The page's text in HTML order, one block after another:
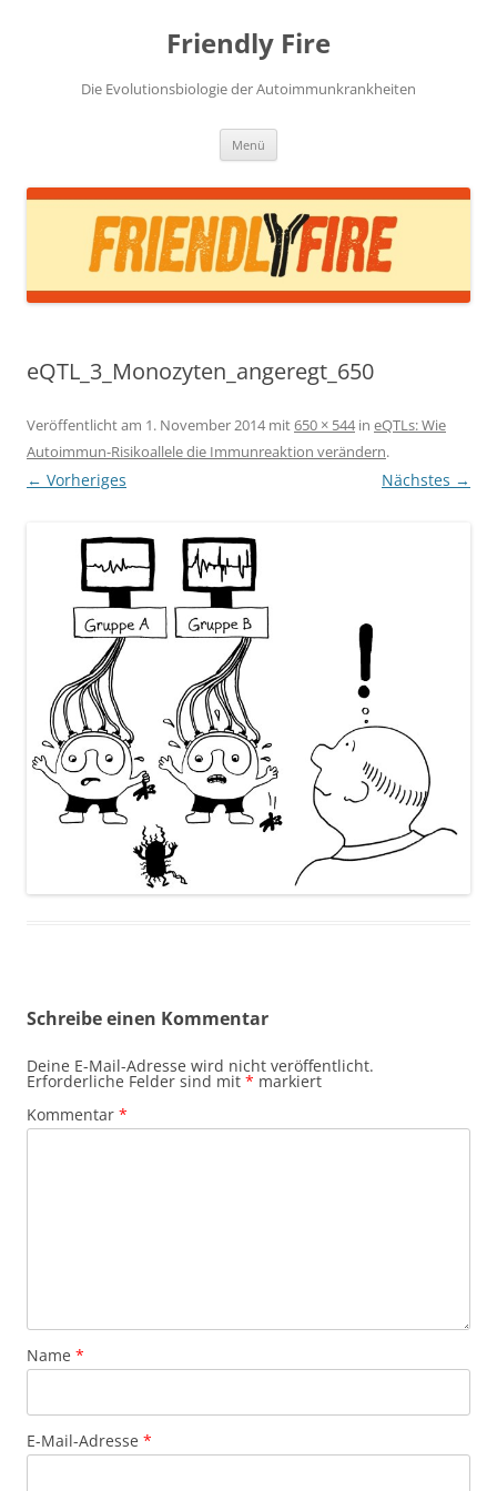
Friendly Fire
Die Evolutionsbiologie der Autoimmunkrankheiten
Menü
eQTL_3_Monozyten_angeregt_650
Veröffentlicht am 1. November 2014mit650 × 544in eQTLs: Wie
Autoimmun-Risikoallele die Immunreaktion verändern.
← Vorheriges Nächstes →
Schreibe einen Kommentar
Deine E-Mail-Adresse wird nicht veröffentlicht.
Erforderliche Felder sind mit * markiert
Kommentar *
Name *
E-Mail-Adresse *